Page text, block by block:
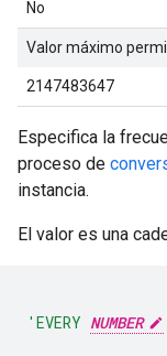
No
Valor máximo
2147483647
Especifica la
proceso de
instancia.
El valor es una
'EVERY NUMBER